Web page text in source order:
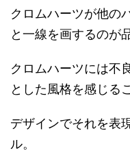
クロムハーツが他の
と一線を画するのが
クロムハーツには不
とした風格を感じる
デザインでそれを表
ル。